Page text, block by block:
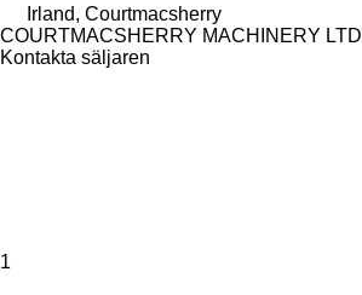
Irland, Courtmacsherry
COURTMACSHERRY MACHINERY LTD
Kontakta säljaren
1